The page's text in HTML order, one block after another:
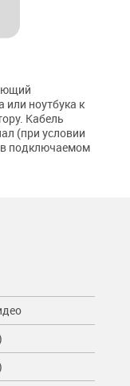
ноутбука к
Кабель
(при условии
подключаемом